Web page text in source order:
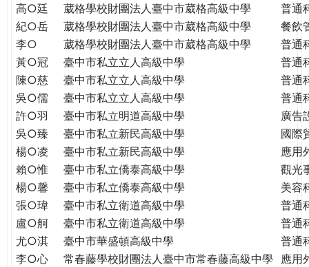
高○廷
葳格學校財團法人臺中市葳格高級中學
普通
紀○岳
葳格學校財團法人臺中市葳格高級中學
餐飲
李○
葳格學校財團法人臺中市葳格高級中學
普通
黃○冠
臺中市私立立人高級中學
普通
陳○慈
臺中市私立立人高級中學
普通
吳○儒
臺中市私立立人高級中學
普通
許○羽
臺中市私立明道高級中學
廣告
吳○臻
臺中市私立新民高級中學
國際
楊○凌
臺中市私立新民高級中學
應用
賴○惟
臺中市私立僑泰高級中學
觀光
楊○馨
臺中市私立僑泰高級中學
美容
張○瑋
臺中市私立衛道高級中學
普通
盧○舸
臺中市私立衛道高級中學
普通
尤○淇
臺中市華盛頓高級中學
普通
李○心
常春藤學校財團法人臺中市常春藤高級中學 應用